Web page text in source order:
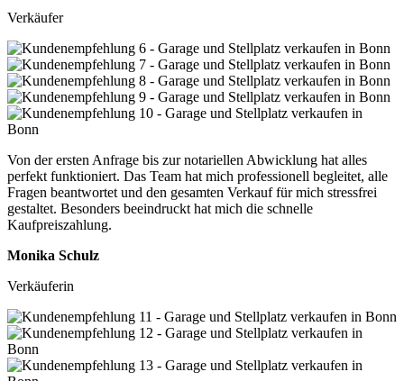
Verkäufer
Von der ersten Anfrage bis zur notariellen Abwicklung hat alles
perfekt funktioniert. Das Team hat mich professionell begleitet, alle
Fragen beantwortet und den gesamten Verkauf für mich stressfrei
gestaltet. Besonders beeindruckt hat mich die schnelle
Kaufpreiszahlung.
Monika Schulz
Verkäuferin